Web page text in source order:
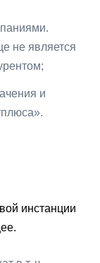
не является
и
инстанции